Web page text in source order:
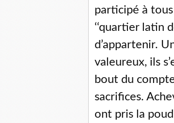
participé à
‘‘quartier latin
d’appartenir.
valeureux, ils
bout du
sacrifices.
ont pris la